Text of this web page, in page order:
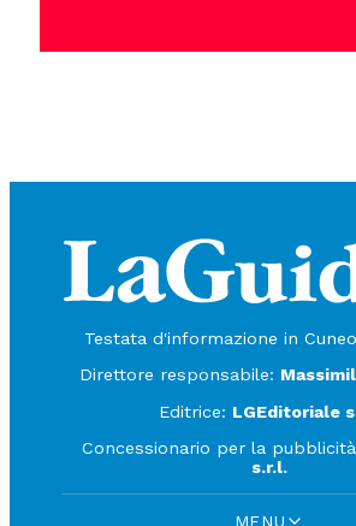
Testata d'informazione in
Direttore responsabile:
Editrice: LGEditoriale
Concessionario per la
s.r.l.
MENU